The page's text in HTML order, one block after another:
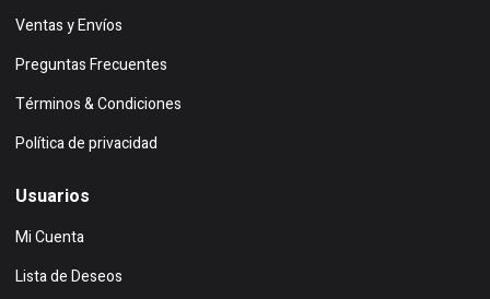
Ventas y Envíos
Preguntas Frecuentes
Términos & Condiciones
Política de privacidad
Usuarios
Mi Cuenta
Lista de Deseos